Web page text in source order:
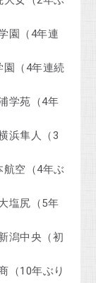
園（4年連
園（4年連続
学苑（4年
浜隼人（3
航空（4年ぶ
塩尻（5年
潟中央（初
（10年ぶり